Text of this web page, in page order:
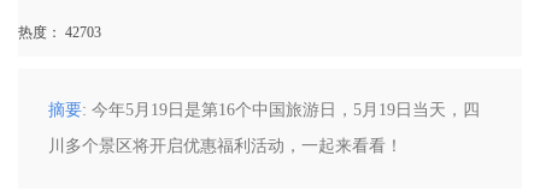
热度： 42703
摘要: 今年5月19日是第16个中国旅游日，5月19日当天，四
川多个景区将开启优惠福利活动，一起来看看！